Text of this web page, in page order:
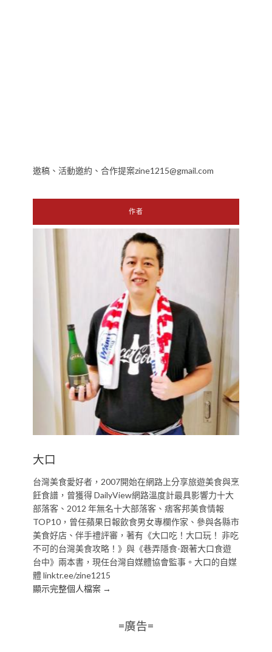
邀稿、活動邀約、合作提案zine1215@gmail.com
作者
大口
台灣美食愛好者，2007開始在網路上分享旅遊美食與烹
飪食譜，曾獲得 DailyView網路溫度計最具影響力十大
部落客、2012 年無名十大部落客、痞客邦美食情報
TOP10，曾任蘋果日報飲食男女專欄作家、參與各縣市
美食好店、伴手禮評審，著有《大口吃！大口玩！ 非吃
不可的台灣美食攻略！》與《巷弄隱食-跟著大口食遊
台中》兩本書，現任台灣自媒體協會監事。大口的自媒
體 linktr.ee/zine1215
顯示完整個人檔案 →
=廣告=